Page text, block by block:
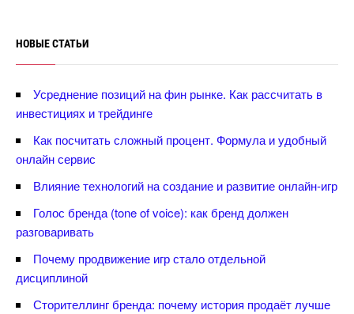
НОВЫЕ СТАТЬИ
Усреднение позиций на фин рынке. Как рассчитать
инвестициях и трейдинге
Как посчитать сложный процент. Формула и удобный
онлайн сервис
лияние технологий на создание и развитие онлайн-игр
Голос бренда (tone of voice): как бренд должен
разговаривать
Почему продвижение игр стало отдельной
дисциплиной
Сторителлинг бренда: почему история продаёт лучше